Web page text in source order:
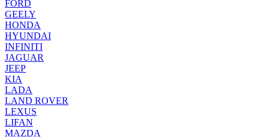
FORD
GEELY
HONDA
HYUNDAI
INFINITI
JAGUAR
JEEP
KIA
LADA
LAND ROVER
LEXUS
LIFAN
MAZDA